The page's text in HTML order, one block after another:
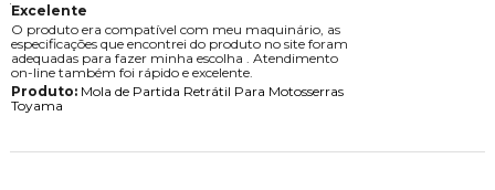
Excelente
O produto era compatível com meu maquinário, as
especificações que encontrei do produto no site foram
adequadas para fazer minha escolha . Atendimento
on-line também foi rápido e excelente.
Produto:Mola de Partida Retrátil Para Motosserras
Toyama